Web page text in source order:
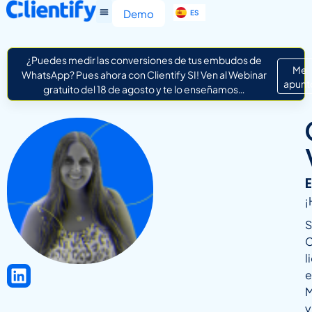
Demo ES
IT
¿Puedes medir las conversiones de tus embudos de
WhatsApp? Pues ahora con Clientify SI! Ven al Webinar
gratuito del 18 de agosto y te lo enseñamos…
Me
y